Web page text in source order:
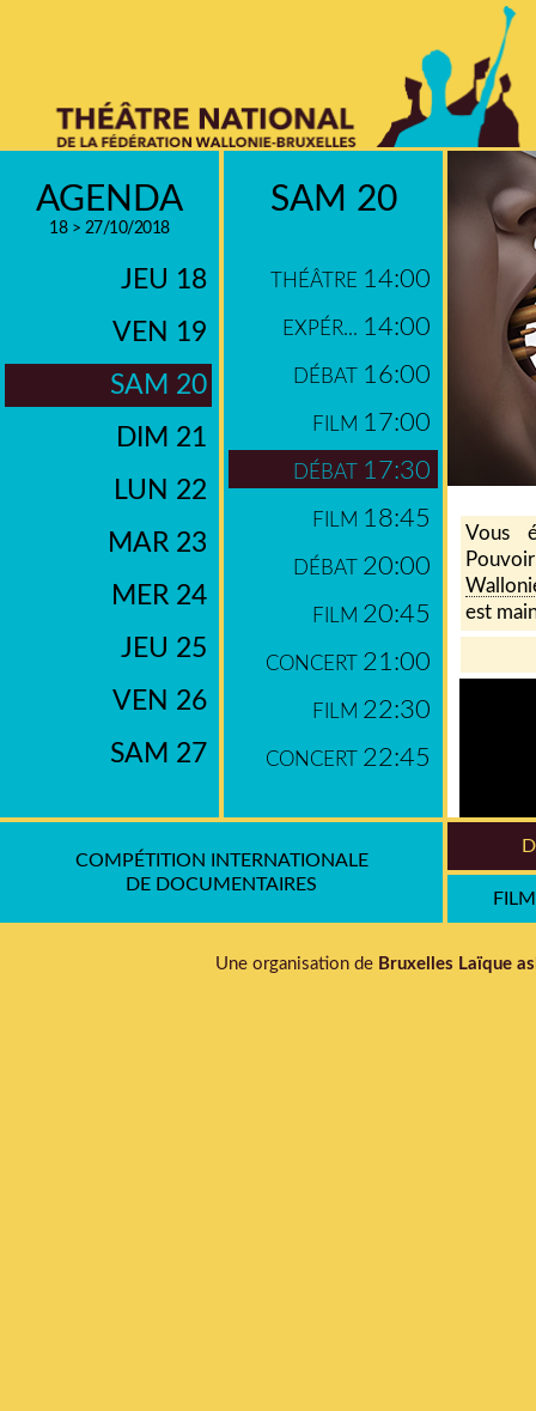
AGENDA
18 > 27/10/2018
JEU 18
VEN 19
SAM 20
DIM 21
LUN 22
MAR 23
MER 24
JEU 25
VEN 26
SAM 27
SAM 20
THÉÂTRE 14:00
EXPÉR... 14:00
DÉBAT 16:00
FILM 17:00
DÉBAT 17:30
FILM 18:45
DÉBAT 20:00
FILM 20:45
CONCERT 21:00
FILM 22:30
CONCERT 22:45
Vous
est
COMPÉTITION INTERNATIONALE
DE DOCUMENTAIRES
Une organisation de Bruxelles Laïque